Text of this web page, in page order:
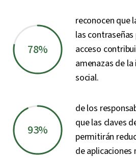
78%
reconocen que
las
acceso
amenazas de
social.
93%
de los
que las claves
permitirán
de aplicaciones